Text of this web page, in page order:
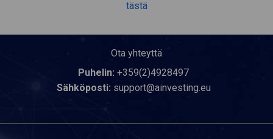
tästä
Ota yhteyttä
Puhelin: +359(2)4928497
Sähköposti: support@ainvesting.eu